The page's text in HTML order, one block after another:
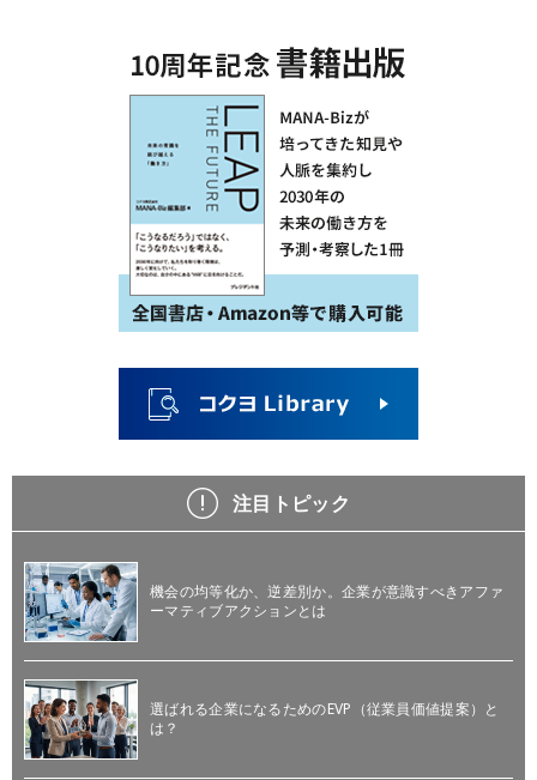
注目トピック
機会の均等化か、逆差別か。企業が意識すべきアファ
ーマティブアクションとは
選ばれる企業になるためのEVP（従業員価値提案）と
は？